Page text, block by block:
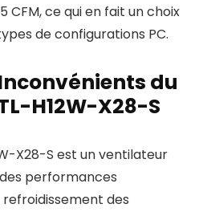
CFM, ce qui en fait un choix
de configurations PC.
du
H12W-X28-S
X28-S est un ventilateur
performances
des